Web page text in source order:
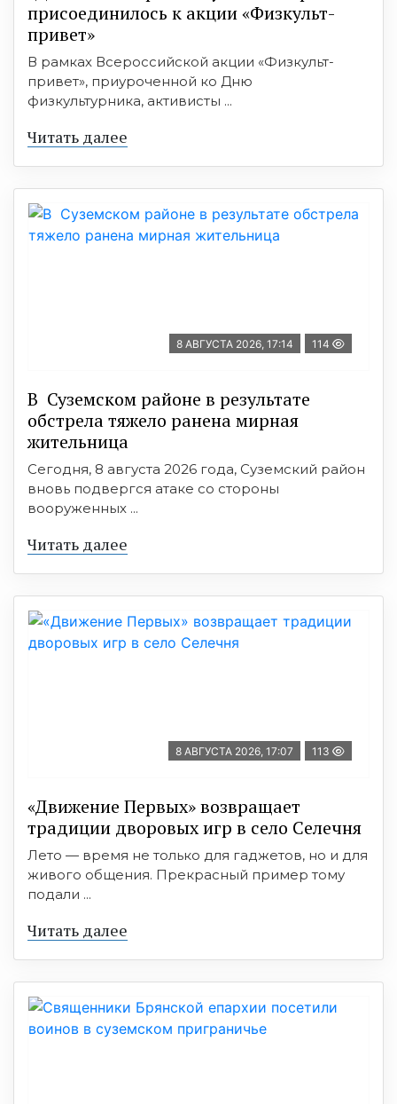
присоединилось к акции «Физкульт-
привет»
В рамках Всероссийской акции «Физкульт-
привет», приуроченной ко Дню
физкультурника, активисты ...
Читать далее
8 АВГУСТА 2026, 17:14 114
В Суземском районе в результате
обстрела тяжело ранена мирная
жительница
Сегодня, 8 августа 2026 года, Суземский район
вновь подвергся атаке со стороны
вооруженных ...
Читать далее
8 АВГУСТА 2026, 17:07 113
«Движение Первых» возвращает
традиции дворовых игр в село Селечня
Лето — время не только для гаджетов, но и для
живого общения. Прекрасный пример тому
подали ...
Читать далее